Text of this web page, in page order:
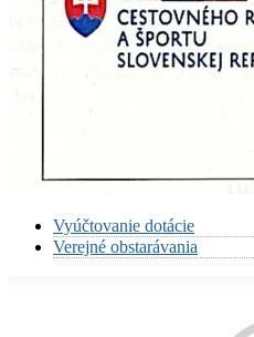
Vyúčtovanie dotácie
Verejné obstarávania